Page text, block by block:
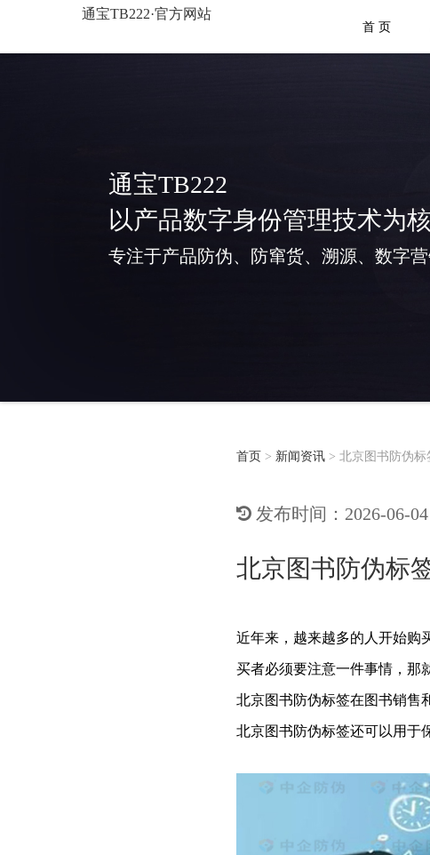
通宝TB222·官方网站
首 页
通宝TB222
以产品数字身份管理技术为
专注于产品防伪、防窜货、溯源、数字
首页 > 新闻资讯 > 北京图书防伪
发布时间：2026-06-
北京图书防伪标
近年来，越来越多的人开始购
买者必须要注意一件事情，那
北京图书防伪标签在图书销售
北京图书防伪标签还可以用于